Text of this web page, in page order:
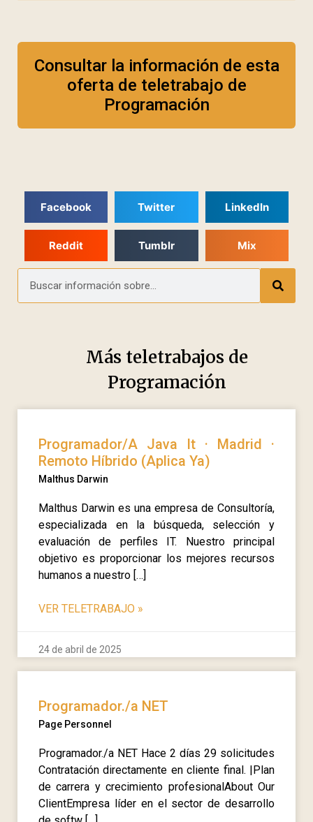
Consultar la información de esta
oferta de teletrabajo de
Programación
Facebook Twitter LinkedIn
Reddit Tumblr Mix
Más teletrabajos de
Programación
Programador/A Java It · Madrid ·
Remoto Híbrido (Aplica Ya)
Malthus Darwin
Malthus Darwin es una empresa de Consultoría,
especializada en la búsqueda, selección y
evaluación de perfiles IT. Nuestro principal
objetivo es proporcionar los mejores recursos
humanos a nuestro […]
VER TELETRABAJO »
24 de abril de 2025
Programador./a NET
Page Personnel
Programador./a NET Hace 2 días 29 solicitudes
Contratación directamente en cliente final. |Plan
de carrera y crecimiento profesionalAbout Our
ClientEmpresa líder en el sector de desarrollo